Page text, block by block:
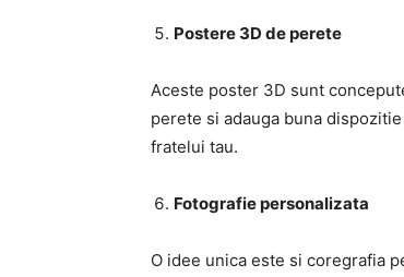
Postere 3D de perete
Aceste poster 3D sunt
perete si adauga buna
fratelui tau.
Fotografie personalizata
O idee unica este si coregrafia